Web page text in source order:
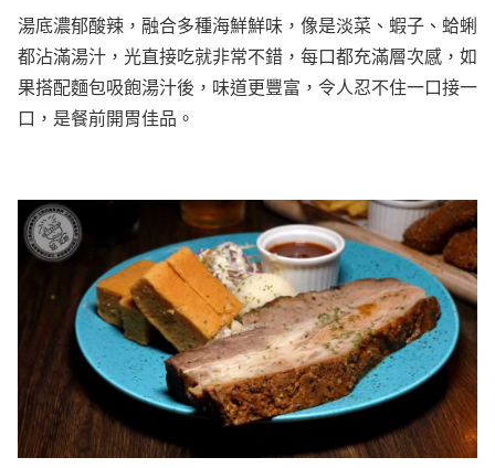
湯底濃郁酸辣，融合多種海鮮鮮味，像是淡菜、蝦子、蛤蜊
都沾滿湯汁，光直接吃就非常不錯，每口都充滿層次感，如
果搭配麵包吸飽湯汁後，味道更豐富，令人忍不住一口接一
口，是餐前開胃佳品。